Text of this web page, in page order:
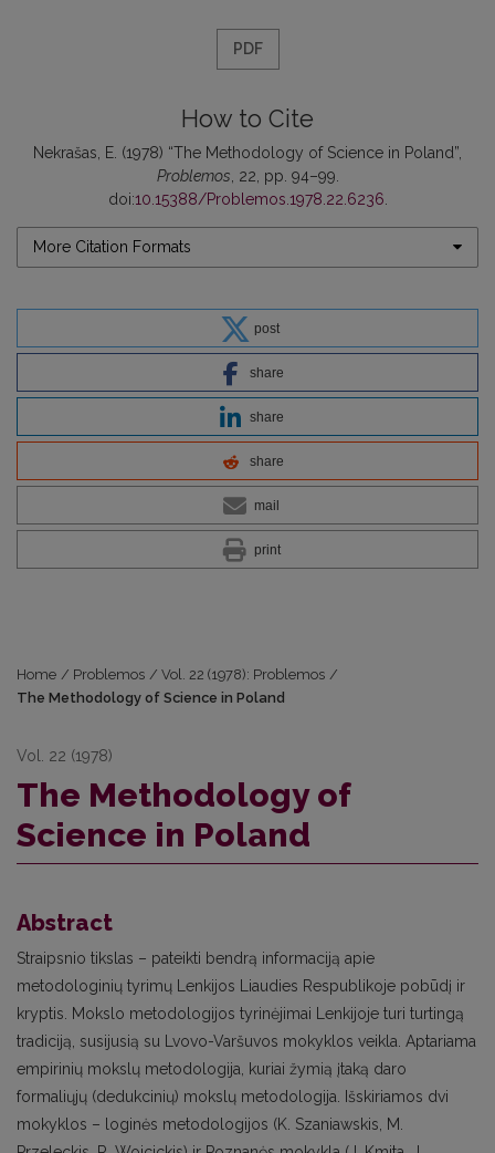
PDF
How to Cite
Nekrašas, E. (1978) “The Methodology of Science in Poland”,
Problemos , 22, pp. 94–99.
doi:10.15388/Problemos.1978.22.6236
More Citation Formats
post
share
share
share
mail
print
Home / Problemos / Vol. 22 (1978): Problemos /
The Methodology of Science in Poland
Vol. 22 (1978)
The Methodology of
Science in Poland
Abstract
Straipsnio tikslas – pateikti bendrą informaciją apie
metodologinių tyrimų Lenkijos Liaudies Respublikoje pobūdį ir
kryptis. Mokslo metodologijos tyrinėjimai Lenkijoje turi turtingą
tradiciją, susijusią su Lvovo-Varšuvos mokyklos veikla. Aptariama
empirinių mokslų metodologija, kuriai žymią įtaką daro
formaliųjų (dedukcinių) mokslų metodologija. Išskiriamos dvi
mokyklos – loginės metodologijos (K. Szaniawskis, M.